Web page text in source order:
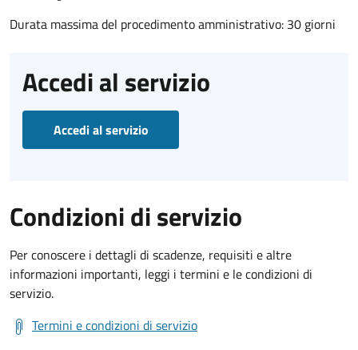
Durata massima del procedimento amministrativo: 30 giorni
Accedi al servizio
Accedi al servizio
Condizioni di servizio
Per conoscere i dettagli di scadenze, requisiti e altre
informazioni importanti, leggi i termini e le condizioni di
servizio.
Termini e condizioni di servizio